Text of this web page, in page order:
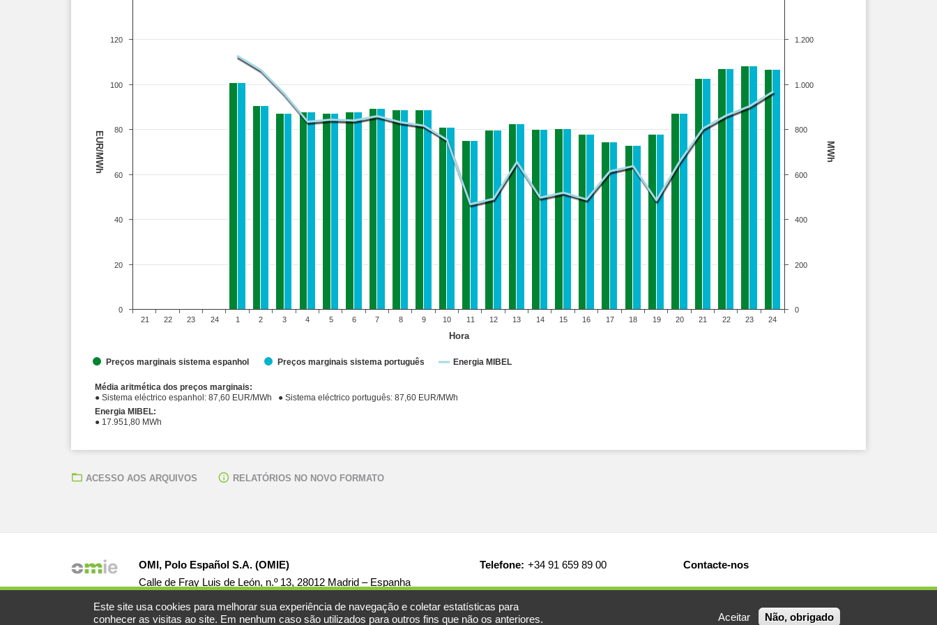
Hora
MWh
EUR/MWh
Média aritmética dos preços marginais:
● Sistema eléctrico espanhol: 87,60 EUR/MWh ● Sistema eléctrico português: 87,60 EUR/MWh
Energia MIBEL:
● 17.951,80 MWh
Preços marginais sistema espanhol Preços marginais sistema português Energia MIBEL
21 22 23 24 1 2 3 4 5 6 7 8 9 10 11 12 13 14 15 16 17 18 19 20 21 22 23 24
0
200
400
600
800
1.000
1.200
0
20
40
60
80
100
120
ACESSO AOS ARQUIVOS RELATÓRIOS NO NOVO FORMATO
OMI, Polo Español S.A. (OMIE)
Calle de Fray Luis de León, n.º 13, 28012 Madrid – Espanha
Telefone: +34 91 659 89 00 Contacte-nos
Este site usa cookies para melhorar sua experiência de navegação e coletar estatísticas para
conhecer as visitas ao site. Em nenhum caso são utilizados para outros fins que não os anteriores.
Aceitar Não, obrigado